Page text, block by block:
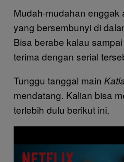
Mudah-mudahan enggak
yang bersembunyi di
Bisa berabe kalau
terima dengan serial
Tunggu tanggal main
mendatang. Kalian bisa
terlebih dulu berikut ini.
a